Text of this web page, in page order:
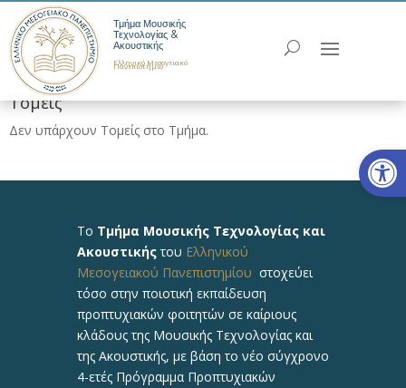
Τμήμα Μουσικής
Τεχνολογίας &
Ακουστικής
Ελληνικό Μεσογειακό
Πανεπιστήμιο
Τομείς
Δεν υπάρχουν Τομείς στο Τμήμα.
Το Τμήμα Μουσικής Τεχνολογίας και
Ακουστικήςτου Ελληνικού
Μεσογειακού Πανεπιστημίου στοχεύει
τόσο στην ποιοτική εκπαίδευση
προπτυχιακών φοιτητών σε καίριους
κλάδους της Μουσικής Τεχνολογίας και
της Ακουστικής, με βάση το νέο σύγχρονο
4-ετές Πρόγραμμα Προπτυχιακών